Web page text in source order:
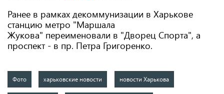
Ранее в рамках декоммунизации в Харькове
станцию метро "Маршала
Жукова" переименовали в "Дворец Спорта", а
проспект - в пр. Петра Григоренко.
Фото харьковские новости новости Харькова